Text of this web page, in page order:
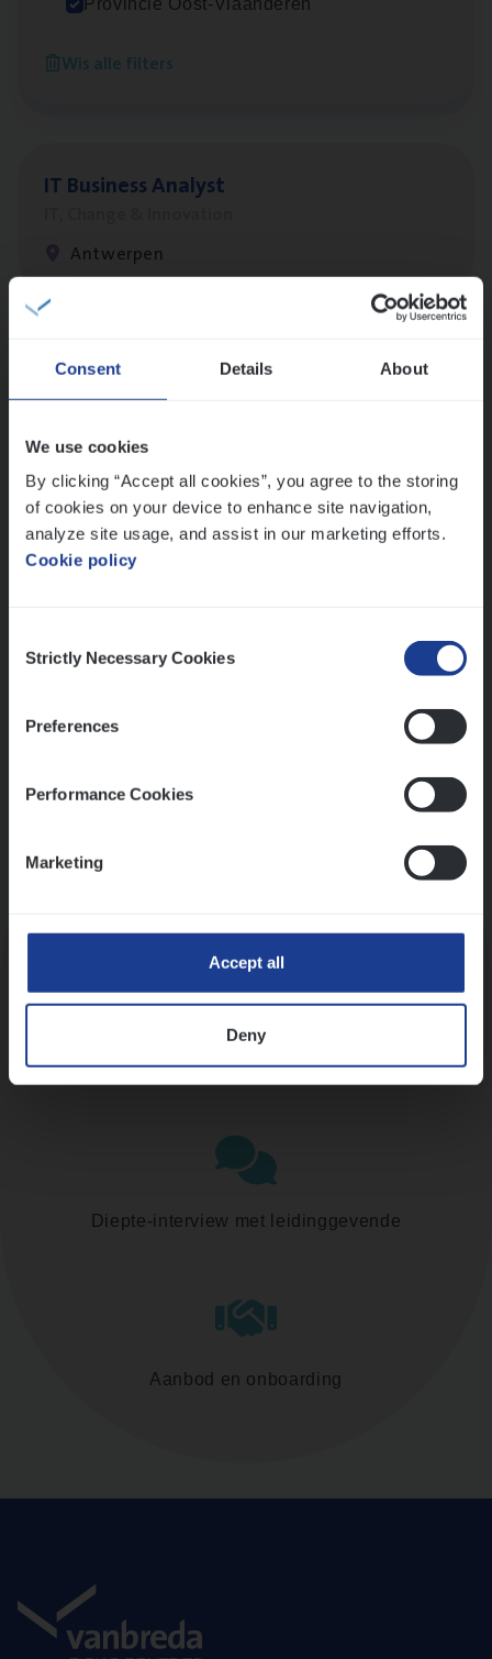
Consent Details About
We use cookies
By clicking “Accept all cookies”, you agree to the storing
of cookies on your device to enhance site navigation,
analyze site usage, and assist in our marketing efforts.
Cookie policy
Selection
Strictly Necessary Cookies
Preferences
Performance Cookies
Marketing
Accept all
Deny
Provincie Oost-Vlaanderen
Wis alle filters
(Agi­le)ITPro­ject Manager
Antwerpen
ITBusi­ness Analyst
Antwerpen
Lees onze verhalen
Meer dan collega’s: hoe Julie en Aurélie elkaar
Mathias houdt van diepgaande dossiers én droge
humor
Thalia zoekt graag oplossingen, in games én op het
werk
Ons sollicitatieproces
Assessment
Diepte-interview met leidinggevende
Aanbod en onboarding